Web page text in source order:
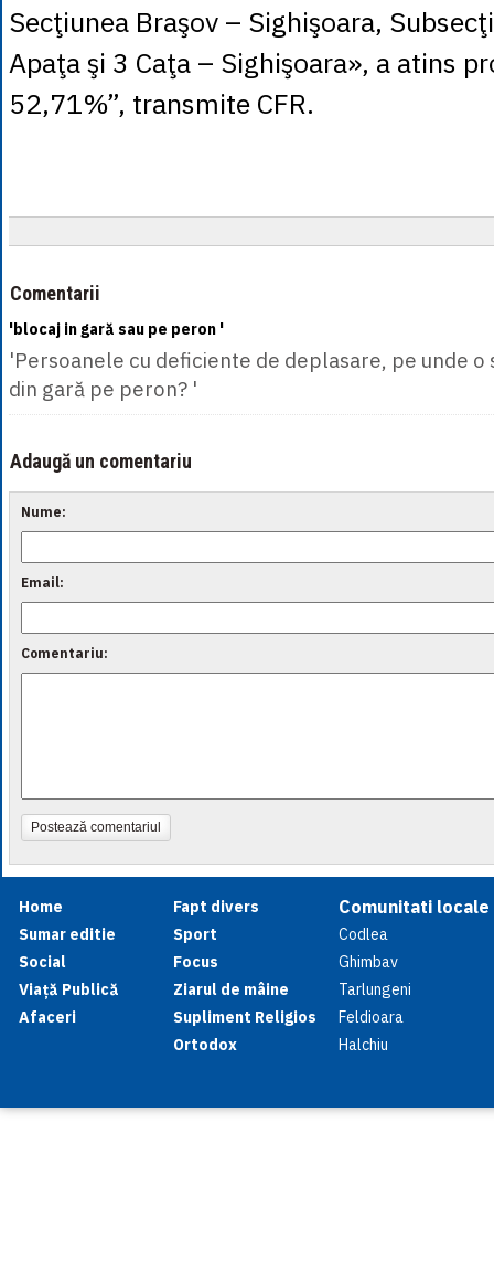
Secţiunea Braşov – Sighişoara,
Apaţa şi 3 Caţa – Sighişoara», a atins
52,71%”, transmite CFR.
Comentarii
'blocaj in gară sau pe peron '
'Persoanele cu deficiente de deplasare, pe unde o
din gară pe peron? '
Adaugă un comentariu
Nume:
Email:
Comentariu:
Postează comentariul
Home
Sumar editie
Social
Viață Publică
Afaceri
Fapt divers
Sport
Focus
Ziarul de mâine
Supliment Religios
Ortodox
Comunitati locale
Codlea
Ghimbav
Tarlungeni
Feldioara
Halchiu